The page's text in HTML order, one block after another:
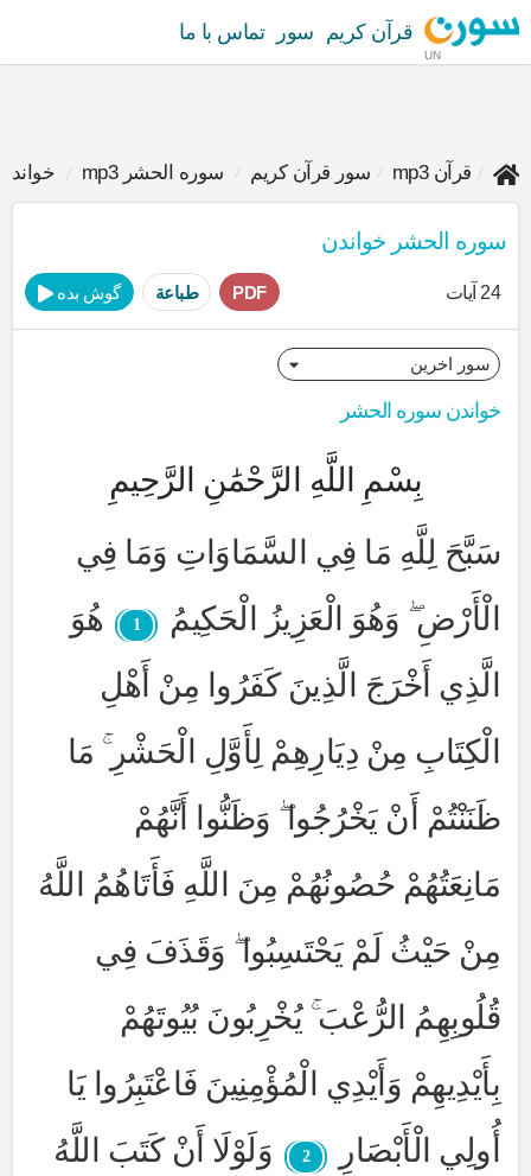
UN
قرآن کریم سور تماس با ما
قرآن mp3 سور قرآن کریم سوره الحشر mp3
سوره الحشر خواندن
24 آیات گوش بده طباعة PDF
خواندن سوره الحشر
بِسْمِ اللَّهِ الرَّحْمَٰنِ الرَّحِيمِ
سَبَّحَ لِلَّهِ مَا فِي السَّمَاوَاتِ وَمَا فِي
الْأَرْضِ ۖ وَهُوَ الْعَزِيزُ الْحَكِيمُ
1
هُوَ
الَّذِي أَخْرَجَ الَّذِينَ كَفَرُوا مِنْ أَهْلِ
الْكِتَابِ مِنْ دِيَارِهِمْ لِأَوَّلِ الْحَشْرِ ۚ مَا
ظَنَنْتُمْ أَنْ يَخْرُجُوا ۖ وَظَنُّوا أَنَّهُمْ
مَانِعَتُهُمْ حُصُونُهُمْ مِنَ اللَّهِ فَأَتَاهُمُ اللَّهُ
مِنْ حَيْثُ لَمْ يَحْتَسِبُوا ۖ وَقَذَفَ فِي
قُلُوبِهِمُ الرُّعْبَ ۚ يُخْرِبُونَ بُيُوتَهُمْ
بِأَيْدِيهِمْ وَأَيْدِي الْمُؤْمِنِينَ فَاعْتَبِرُوا يَا
أُولِي الْأَبْصَارِ
2
وَلَوْلَا أَنْ كَتَبَ اللَّهُ